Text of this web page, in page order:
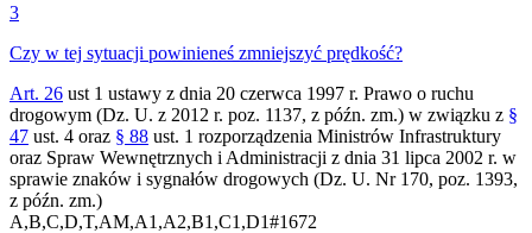
3
Czy w tej sytuacji powinieneś zmniejszyć prędkość?
Art. 26 ust 1 ustawy z dnia 20 czerwca 1997 r. Prawo o ruchu
drogowym (Dz. U. z 2012 r. poz. 1137, z późn. zm.) w związku z §
47 ust. 4 oraz § 88 ust. 1 rozporządzenia Ministrów Infrastruktury
oraz Spraw Wewnętrznych i Administracji z dnia 31 lipca 2002 r. w
sprawie znaków i sygnałów drogowych (Dz. U. Nr 170, poz. 1393,
z późn. zm.)
A,B,C,D,T,AM,A1,A2,B1,C1,D1#1672